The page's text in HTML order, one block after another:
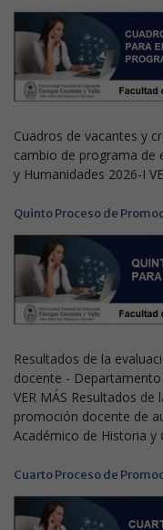
Cuadros de vacantes y
cambio de programa de
y Humanidades 2026-I
Quinto Proceso de
Resultados de la
docente -
VER MÁS Resultados
promoción docente de
Académico de Historia y
Cuarto Proceso de